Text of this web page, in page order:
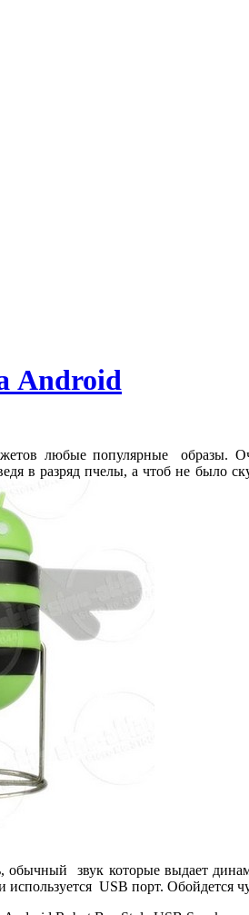
Android
любые популярные образы.
в разряд пчелы, а чтоб не было
обычный звук которые выдает
используется USB порт. Обойдется